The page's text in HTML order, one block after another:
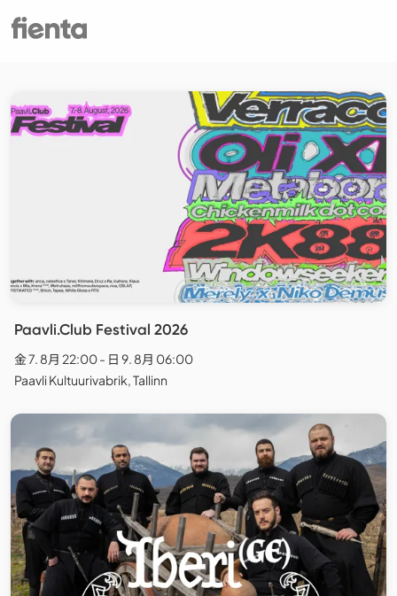
Paavli.Club Festival 2026
金 7. 8月 22:00 - 日 9. 8月 06:00
Paavli Kultuurivabrik, Tallinn